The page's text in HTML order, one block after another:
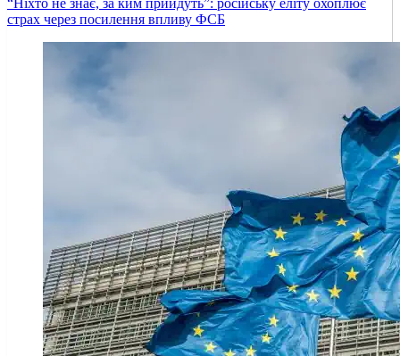
“Ніхто не знає, за ким прийдуть”: російську еліту охоплює
страх через посилення впливу ФСБ